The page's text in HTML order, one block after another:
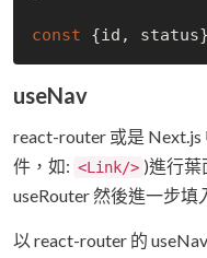
const
useNav
react-router 或是
件，如: <Link/> )進行葉
useRouter 然後進一步
以 react-router 的